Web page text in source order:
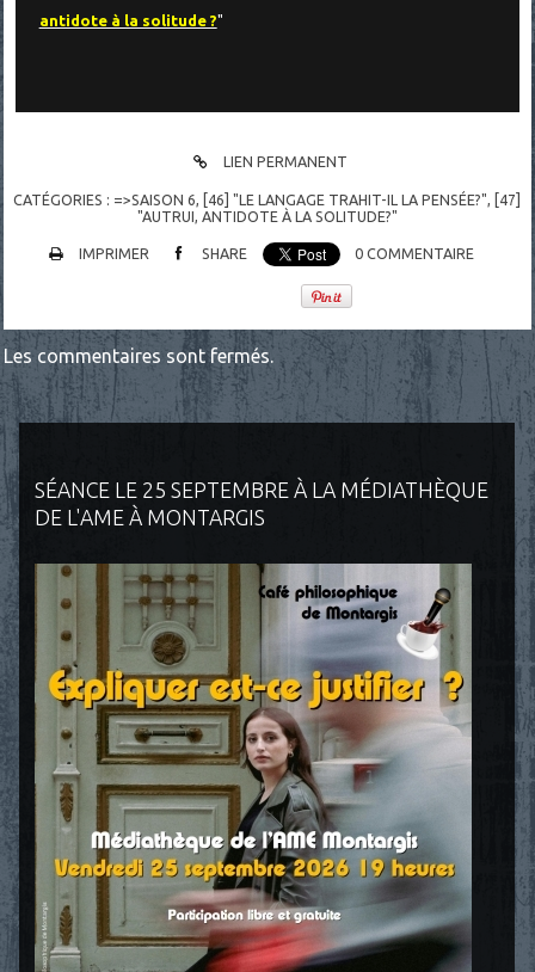
SÉANCE LE 25 SEPTEMBRE À LA MÉDIATHÈQUE
DE L'AME À MONTARGIS
antidote à la solitude ?"
LIEN PERMANENT
CATÉGORIES : =>SAISON 6, [46] "LE LANGAGE TRAHIT-IL LA PENSÉE?",
[47]
"AUTRUI, ANTIDOTE À LA SOLITUDE?"
IMPRIMER SHARE 0 COMMENTAIRE
Les commentaires sont fermés.